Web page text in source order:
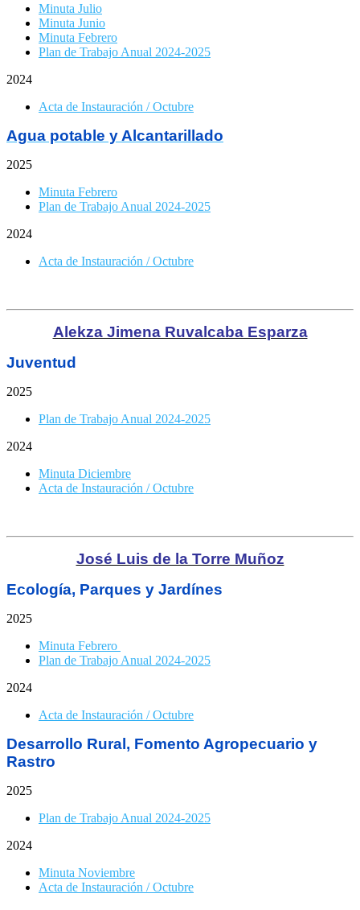
Minuta Julio
Minuta Junio
Minuta Febrero
Plan de Trabajo Anual 2024-2025
2024
Acta de Instauración / Octubre
Agua potable y Alcantarillado
2025
Minuta Febrero
Plan de Trabajo Anual 2024-2025
2024
Acta de Instauración / Octubre
Alekza Jimena Ruvalcaba Esparza
Juventud
2025
Plan de Trabajo Anual 2024-2025
2024
Minuta Diciembre
Acta de Instauración / Octubre
José Luis de la Torre Muñoz
Ecología, Parques y Jardínes
2025
Minuta Febrero
Plan de Trabajo Anual 2024-2025
2024
Acta de Instauración / Octubre
Desarrollo Rural, Fomento Agropecuario y
Rastro
2025
Plan de Trabajo Anual 2024-2025
2024
Minuta Noviembre
Acta de Instauración / Octubre